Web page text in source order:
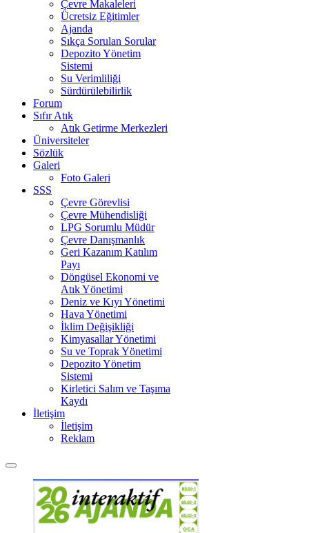
Çevre Makaleleri
Ücretsiz Eğitimler
Ajanda
Sıkça Sorulan Sorular
Depozito Yönetim
Sistemi
Su Verimliliği
Sürdürülebilirlik
Forum
Sıfır Atık
Atık Getirme Merkezleri
Üniversiteler
Sözlük
Galeri
Foto Galeri
SSS
Çevre Görevlisi
Çevre Mühendisliği
LPG Sorumlu Müdür
Çevre Danışmanlık
Geri Kazanım Katılım
Payı
Döngüsel Ekonomi ve
Atık Yönetimi
Deniz ve Kıyı Yönetimi
Hava Yönetimi
İklim Değişikliği
Kimyasallar Yönetimi
Su ve Toprak Yönetimi
Depozito Yönetim
Sistemi
Kirletici Salım ve Taşıma
Kaydı
İletişim
İletişim
Reklam